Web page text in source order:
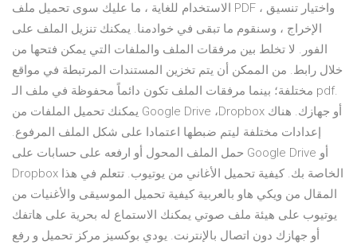
الاستخدام للغاية ، ما عليك سوى تحميل ملف PDF ، واختيار تنسيق
الإخراج ، وسنقوم ما تبقى في خوادمنا. يمكنك تنزيل الملف على
الفور. لا تخلط بين مرفقات الملف والملفات التي يمكن فتحها من
خلال رابط. من الممكن أن يتم تخزين المستندات المرتبطة في مواقع
مختلفة؛ بينما مرفقات الملف تكون دائماً محفوظة في ملف الـ pdf.
يمكنك تحميل الملفات من Google Drive ،Dropbox أو جهازك. هناك
إعدادات مختلفة ليتم ضبطها اعتمادا على شكل الملف المرفوع.
حمل الملف المحول أو ارفعه على حسابات على Google Drive أو
Dropbox الخاصة بك. كيفية تحميل الأغاني من يوتيوب. تتعلم في هذا
المقال من ويكي هاو بالعربية كيفية تحميل الموسيقى والأغنيات من
يوتيوب على هيئة ملف صوتي يمكنك الاستماع له بحرية على هاتفك
أو جهازك دون اتصال بالإنترنت. يودي بوكسيز مركز تحميل و رفع